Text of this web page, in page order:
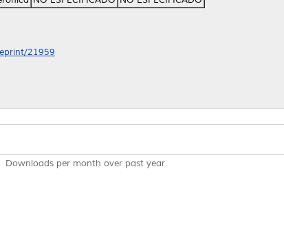
21959
Downloads per month over past year